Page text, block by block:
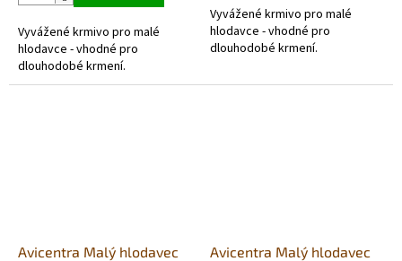
Vyvážené krmivo pro malé
hlodavce - vhodné pro
dlouhodobé krmení.
hvězdiček.
Vyvážené krmivo pro malé
hlodavce - vhodné pro
dlouhodobé krmení.
Avicentra Malý hlodavec
Avicentra Malý hlodavec